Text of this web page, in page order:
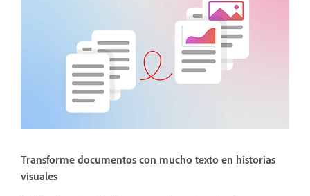
Transforme documentos con mucho texto en historias
visuales